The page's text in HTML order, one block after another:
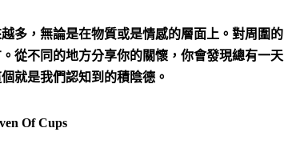
多，無論是在物質或是情感的層面上。對周圍的
從不同的地方分享你的關懷，你會發現總有一天
就是我們認知到的積陰德。